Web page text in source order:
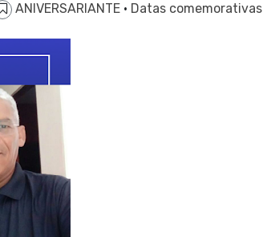
ANIVERSARIANTE · Datas comemorativas